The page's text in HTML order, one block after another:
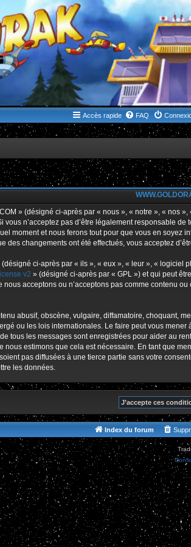
Accès rapide FAQ
» (désigné ci-après par « nous », « notre », « nos
n’acceptez pas d’être légalement responsable
moment et nous ferons tout pour que vous en
des changements ont été effectués, vous acceptez
ci-après par « ils », « eux », « leur », «
v2 » (désigné ci-après par « GPL ») et qui peut
nous acceptons ou n’acceptons pas comme contenu
abusif, obscène, vulgaire, diffamatoire, choquant,
ou les lois internationales. Le faire peut vous
tous les messages sont enregistrées pour aider au
nous estimons que cela est nécessaire. En tant que
pas diffusées à une tierce partie sans votre
les données.
Index du forum